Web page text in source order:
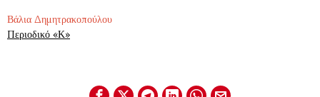
Βάλια Δημητρακοπούλου
Περιοδικό «Κ»